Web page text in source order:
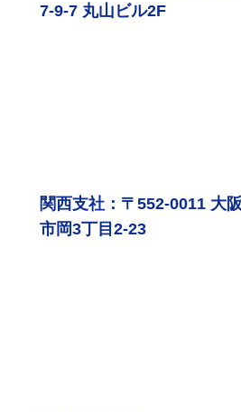
7-9-7 丸山ビル2F
関西支社：〒552-0011 大
市岡3丁目2-23